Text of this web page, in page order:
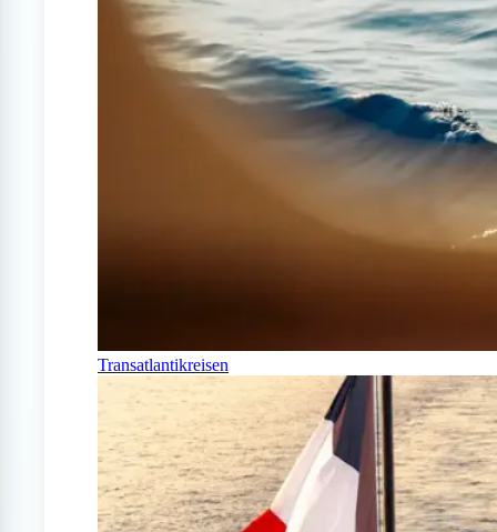
Transatlantikreisen